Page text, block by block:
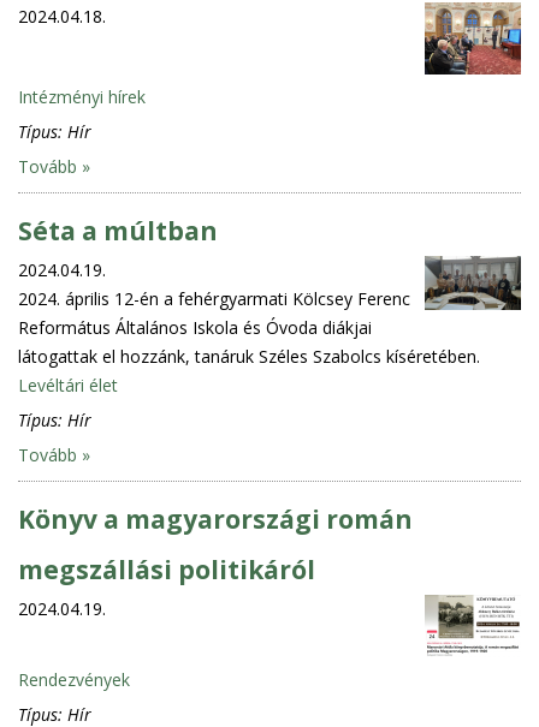
2024.04.18.
Intézményi hírek
Típus: Hír
Tovább »
Séta a múltban
2024.04.19.
2024. április 12-én a fehérgyarmati Kölcsey Ferenc
Református Általános Iskola és Óvoda diákjai
látogattak el hozzánk, tanáruk Széles Szabolcs kíséretében.
Levéltári élet
Típus: Hír
Tovább »
Könyv a magyarországi román
megszállási politikáról
2024.04.19.
Rendezvények
Típus: Hír